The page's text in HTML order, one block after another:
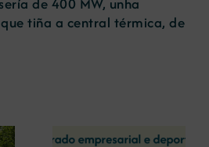
tiña a central térmica, de
a
A OIPE e o